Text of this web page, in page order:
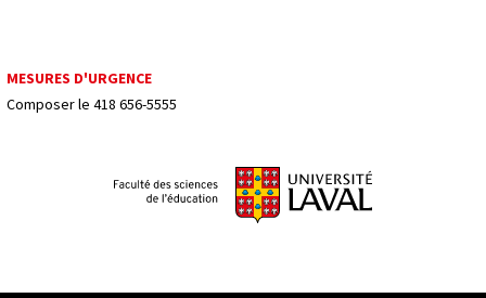
MESURES D'URGENCE
Composer le 418 656-5555